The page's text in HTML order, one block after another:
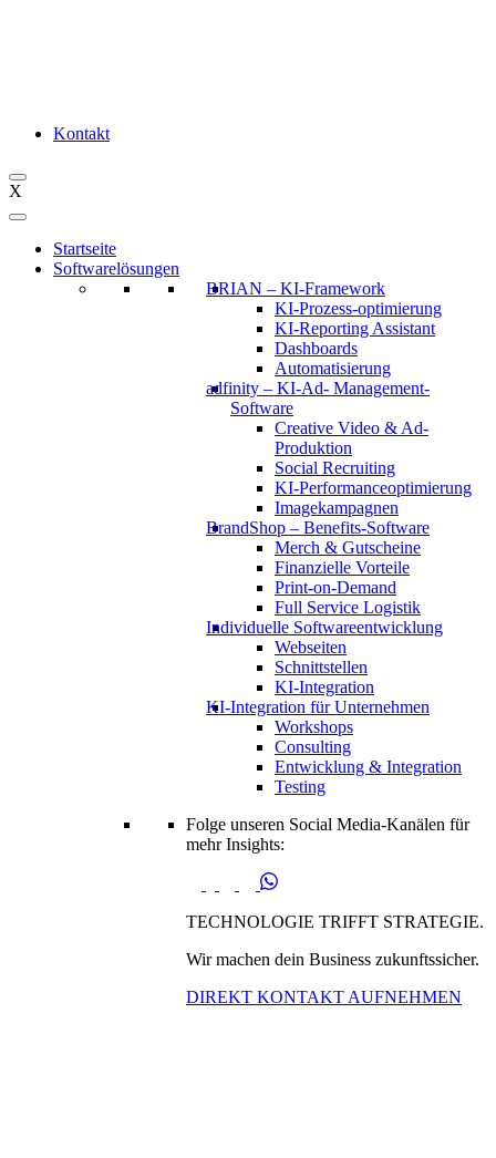
Kontakt
X
Startseite
Softwarelösungen
BRIAN – KI-Framework
KI-Prozess-optimierung
KI-Reporting Assistant
Dashboards
Automatisierung
adfinity – KI-Ad- Management-
Software
Creative Video & Ad-
Produktion
Social Recruiting
KI-Performanceoptimierung
Imagekampagnen
BrandShop – Benefits-Software
Merch & Gutscheine
Finanzielle Vorteile
Print-on-Demand
Full Service Logistik
Individuelle Softwareentwicklung
Webseiten
Schnittstellen
KI-Integration
KI-Integration für Unternehmen
Workshops
Consulting
Entwicklung & Integration
Testing
Folge unseren Social Media-Kanälen für
mehr Insights:
TECHNOLOGIE TRIFFT STRATEGIE.
Wir machen dein Business zukunftssicher.
DIREKT KONTAKT AUFNEHMEN